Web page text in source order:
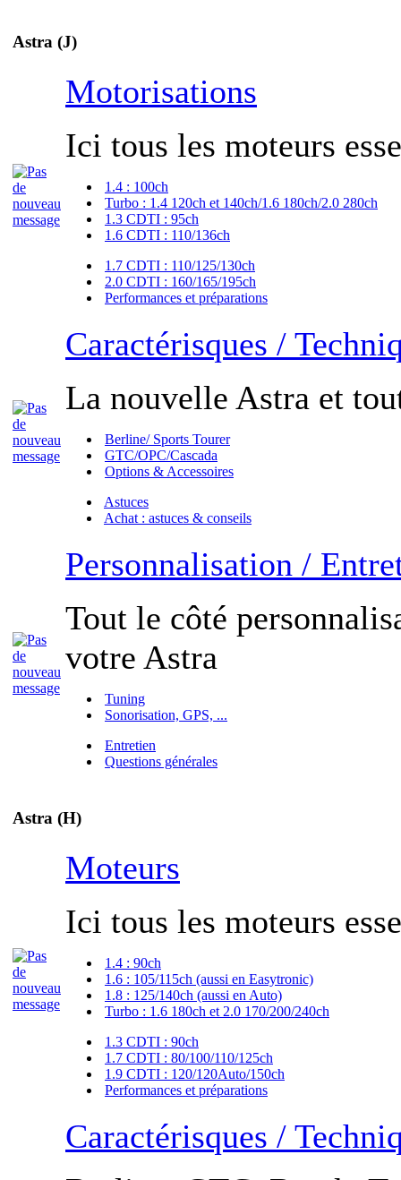
Astra (J)
Motorisations
Ici tous les moteurs
1.4 : 100ch
Turbo : 1.4 120ch et 140ch/1.6 180ch/2.0 280ch
1.3 CDTI : 95ch
1.6 CDTI : 110/136ch
1.7 CDTI : 110/125/130ch
2.0 CDTI : 160/165/195ch
Performances et préparations
Caractérisques /
La nouvelle Astra et
Berline/ Sports Tourer
GTC/OPC/Cascada
Options & Accessoires
Astuces
Achat : astuces & conseils
Personnalisation /
Tout le côté
votre Astra
Tuning
Sonorisation, GPS, ...
Entretien
Questions générales
Astra (H)
Moteurs
Ici tous les moteurs
1.4 : 90ch
1.6 : 105/115ch (aussi en Easytronic)
1.8 : 125/140ch (aussi en Auto)
Turbo : 1.6 180ch et 2.0 170/200/240ch
1.3 CDTI : 90ch
1.7 CDTI : 80/100/110/125ch
1.9 CDTI : 120/120Auto/150ch
Performances et préparations
Caractérisques /